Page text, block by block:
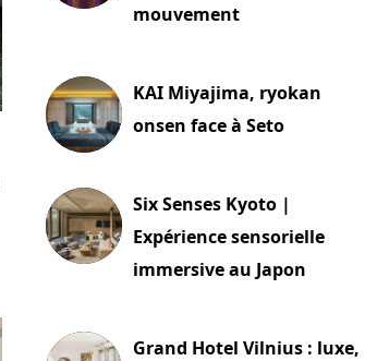
mouvement
KAI Miyajima, ryokan
onsen face à Seto
Six Senses Kyoto |
Expérience sensorielle
immersive au Japon
Grand Hotel Vilnius : luxe,